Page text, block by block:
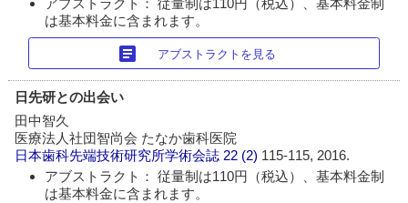
アブストラクト： 従量制は110円（税込）、基本料金制
は基本料金に含まれます。
article アブストラクトを見る
日先研との出会い
田中智久
医療法人社団智尚会 たなか歯科医院
日本歯科先端技術研究所学術会誌 22 (2) 115-115, 2016.
アブストラクト： 従量制は110円（税込）、基本料金制
は基本料金に含まれます。